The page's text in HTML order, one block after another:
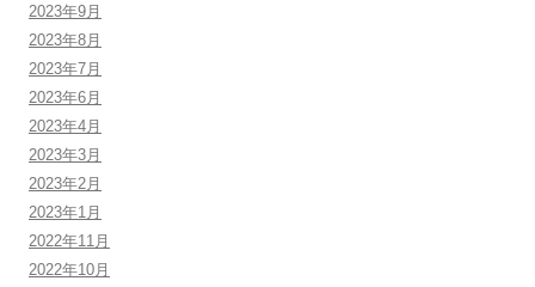
2023年9月
2023年8月
2023年7月
2023年6月
2023年4月
2023年3月
2023年2月
2023年1月
2022年11月
2022年10月